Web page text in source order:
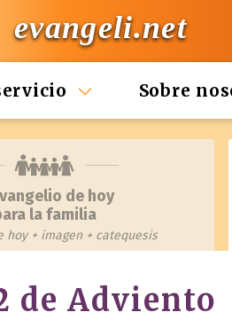
evangeli.net
Sobre
de hoy
la familia
hoy + imagen + catequesis
de Adviento